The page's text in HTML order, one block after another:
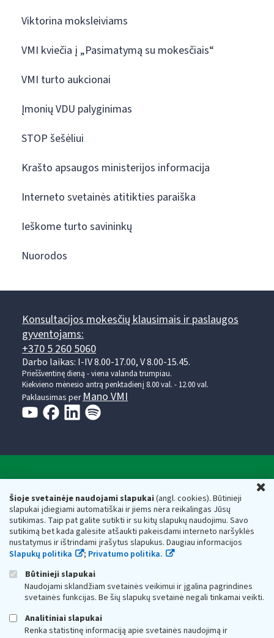
Šioje svetainėje naudojami slapukai(angl. cookies). Būtinieji
slapukai įdiegiami automatiškai ir jiems nėra reikalingas Jūsų
sutikimas. Taip pat galite sutikti ir su kitų slapukų naudojimu. Savo
sutikimą bet kada galėsite atšaukti pakeisdami interneto naršyklės
nustatymus ir ištrindami įrašytus slapukus. Daugiau informacijos
Slapukų politika
; Privatumo politika.
Būtinieji slapukai
Naudojami sklandžiam svetainės veikimui ir įgalina pagrindines
svetainės funkcijas. Be šių slapukų svetainė negali tinkamai veikti.
Analitiniai slapukai
Renka statistinę informaciją apie svetainės naudojimą ir
Viktorina moksleiviams
VMI kviečia į „Pasimatymą su mokesčiais“
VMI turto aukcionai
Įmonių VDU palyginimas
STOP šešėliui
Krašto apsaugos ministerijos informacija
Interneto svetainės atitikties paraiška
Ieškome turto savininkų
Nuorodos
Konsultacijos mokesčių klausimais ir paslaugos
gyventojams:
+370 5 260 5060
Darbo laikas: I-IV 8.00-17.00, V 8.00-15.45.
Prieššventinę dieną - viena valanda trumpiau.
Kiekvieno mėnesio antrą penktadienį 8.00 val. - 12.00 val.
Paklausimas per Mano VMI
Respublikos finansų ministerijos
Biudžetinė įstaiga. Juridinio asmens kodas — 188659752,
adresas: Vasario 16-osios g. 14, 01107 Vilnius, Lietuva, el.paštas:
vmi@vmi.lt, E. pristatymo dėžutės adresas 188659752
Duomenys apie Valstybinę mokesčių inspekciją prie Lietuvos
Respublikos finansų ministerijos kaupiami ir saugomi Juridinių